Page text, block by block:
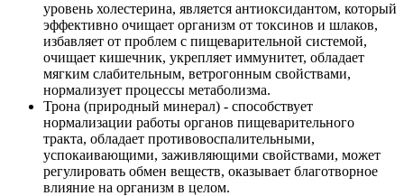
уровень холестерина, является антиоксидантом, который
эффективно очищает организм от токсинов и шлаков,
избавляет от проблем с пищеварительной системой,
очищает кишечник, укрепляет иммунитет, обладает
мягким слабительным, ветрогонным свойствами,
нормализует процессы метаболизма.
Трона (природный минерал) - способствует
нормализации работы органов пищеварительного
тракта, обладает противовоспалительными,
успокаивающими, заживляющими свойствами, может
регулировать обмен веществ, оказывает благотворное
влияние на организм в целом.